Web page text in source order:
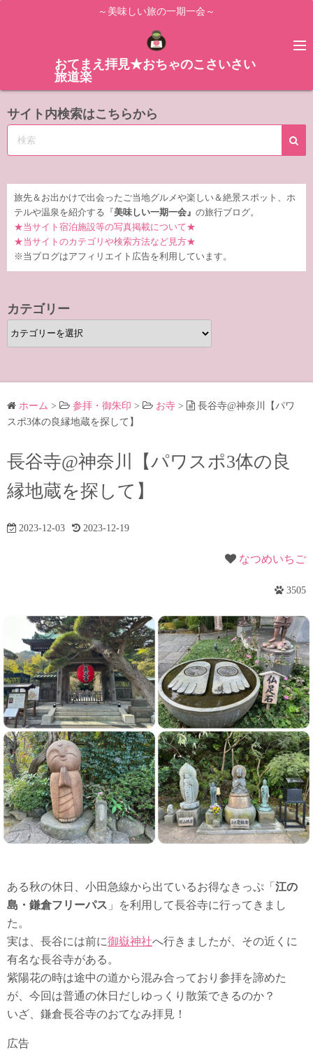
ス
ッ
～美味しい旅の一期一会～
おてまえ拝見★おちゃのこさいさい
旅道楽
サイト内検索はこちらから
旅先＆お出かけで出会ったご当地グルメや楽しい＆絶景スポット、ホ
テルや温泉を紹介する『 美味しい一期一会』 の旅行ブログ。
★当サイト宿泊施設等の写真掲載について★
★当サイトのカテゴリや検索方法など見方★
※当ブログはアフィリエイト広告を利用しています。
カテゴリー
カ
テ
リ
ー ホーム > 参拝・御朱印 > お寺 >
長谷寺@神奈川【パワ
スポ3体の良縁地蔵を探して】
長谷寺@神奈川【パワスポ3体の良
縁地蔵を探して】
2023-12-03 2023-12-19
なつめいちご
3505
ある秋の休日、小田急線から出ているお得なきっぷ「 江の
島・鎌倉フリーパス 」を利用して長谷寺に行ってきまし
た。
実は、長谷には前に御嶽神社へ行きましたが、その近くに
有名な長谷寺がある。
紫陽花の時は途中の道から混み合っており参拝を諦めた
が、今回は普通の休日だしゆっくり散策できるのか？
いざ、鎌倉長谷寺のおてなみ拝見！
広告